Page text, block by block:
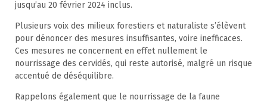
jusqu’au 20 février 2024 inclus.
Plusieurs voix des milieux forestiers et naturaliste s’élèvent
pour dénoncer des mesures insuffisantes, voire inefficaces.
Ces mesures ne concernent en effet nullement le
nourrissage des cervidés, qui reste autorisé, malgré un risque
accentué de déséquilibre.
Rappelons également que le nourrissage de la faune